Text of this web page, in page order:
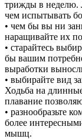
трижды в неделю.
чем испытывать
• чем бы вы ни
наращивайте их
• старайтесь
бы вашим
выработки
• выбирайте вид
Ходьба на
плавание
• разнообразьте
более
мышц.